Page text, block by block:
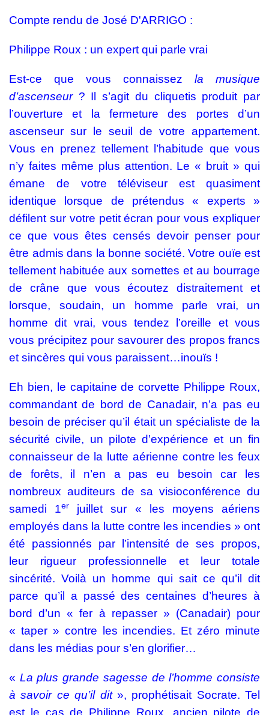
Compte rendu de José D'ARRIGO :
Philippe Roux : un expert qui parle vrai
Est-ce que vous connaissez la musique
d’ascenseur? Il s’agit du cliquetis produit par
l’ouverture et la fermeture des portes d’un
ascenseur sur le seuil de votre appartement.
Vous en prenez tellement l’habitude que vous
n’y faites même plus attention. Le « bruit » qui
émane de votre téléviseur est quasiment
identique lorsque de prétendus « experts »
défilent sur votre petit écran pour vous expliquer
ce que vous êtes censés devoir penser pour
être admis dans la bonne société. Votre ouïe est
tellement habituée aux sornettes et au bourrage
de crâne que vous écoutez distraitement et
lorsque, soudain, un homme parle vrai, un
homme dit vrai, vous tendez l’oreille et vous
vous précipitez pour savourer des propos francs
et sincères qui vous paraissent…inouïs !
Eh bien, le capitaine de corvette Philippe Roux,
commandant de bord de Canadair, n’a pas eu
besoin de préciser qu’il était un spécialiste de la
sécurité civile, un pilote d’expérience et un fin
connaisseur de la lutte aérienne contre les feux
de forêts, il n’en a pas eu besoin car les
nombreux auditeurs de sa visioconférence du
samedi 1er
juillet sur « les moyens aériens
employés dans la lutte contre les incendies » ont
été passionnés par l’intensité de ses propos,
leur rigueur professionnelle et leur totale
sincérité. Voilà un homme qui sait ce qu’il dit
parce qu’il a passé des centaines d’heures à
bord d’un « fer à repasser » (Canadair) pour
« taper » contre les incendies. Et zéro minute
dans les médias pour s’en glorifier…
« La plus grande sagesse de l’homme consiste
à savoir ce qu’il dit », prophétisait Socrate. Tel
est le cas de Philippe Roux, ancien pilote de